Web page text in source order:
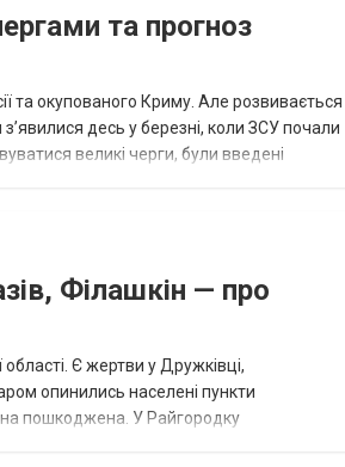
та прогноз
та окупованого Криму. Але розвивається
десь у березні, коли ЗСУ почали
великі черги, були введені
Філашкін — про
Є жертви у Дружківці,
опинились населені пункти
пошкоджена. У Райгородку